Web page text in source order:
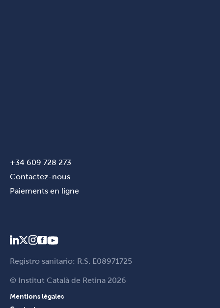
+34 609 728 273
Contactez-nous
Paiements en ligne
Registro sanitario: R.S. E08971725
© Institut Català de Retina 2026
Mentions légales